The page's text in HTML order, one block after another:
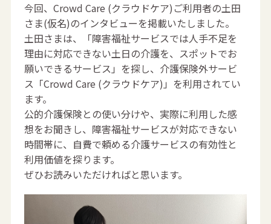
今回、Crowd Care (クラウドケア)ご利用者の土田
さま(仮名)のインタビューを掲載いたしました。
土田さまは、「障害福祉サービスでは人手不足を
理由に対応できない土日の介護を、スポットでお
願いできるサービス」を探し、介護保険外サービ
ス「Crowd Care (クラウドケア)」を利用されてい
ます。
公的介護保険との使い分けや、実際に利用した感
想をお聞きし、障害福祉サービスが対応できない
時間帯に、自費で頼める介護サービスの有効性と
利用価値を探ります。
ぜひお読みいただければと思います。